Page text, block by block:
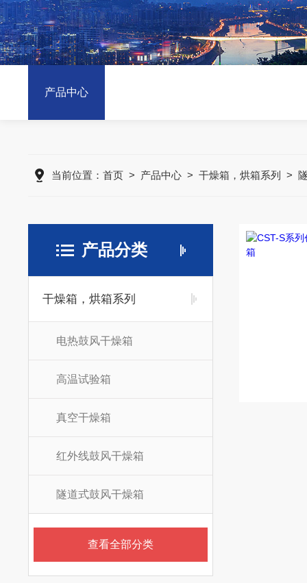
产品中心
当前位置： 首页> 产品中心> 干燥箱，烘箱系列 >
产品分类
干燥箱，烘箱系列
电热鼓风干燥箱
高温试验箱
真空干燥箱
红外线鼓风干燥箱
隧道式鼓风干燥箱
查看全部分类